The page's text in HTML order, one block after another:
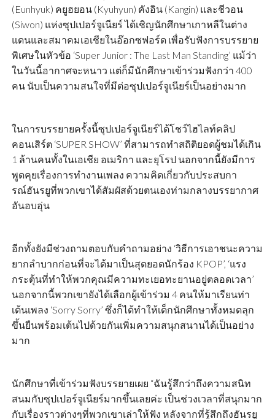
(Eunhyuk) คยูฮยอน (Kyuhyun) คังอิน (Kangin) และชีวอน
(Siwon) แห่งซุปเปอร์จูเนียร์ ได้เชิญนักศึกษาเกาหลีในต่าง
แดนและสมาคมเอเชียในอ๊อกซฟอร์ด เพื่อรับฟังการบรรยาย
พิเศษในหัวข้อ ‘Super Junior : The Last Man Standing’ แม้ว่า
ในวันนี้อากาศจะหนาว แต่ก็มีนักศึกษาเข้าร่วมฟังกว่า 400
คน นับเป็นความสนใจที่มีต่อซุปเปอร์จูเนียร์เป็นอย่างมาก
ในการบรรยายครั้งนี้ซุปเปอร์จูเนียร์ได้โชว์ไฮไลท์คลิป
คอนเสิร์ต ‘SUPER SHOW’ ที่สามารถทำสถิติยอดผู้ชมได้เกิน
1 ล้านคนทั้งในเอเชีย อเมริกา และยุโรป นอกจากนี้ยังมีการ
พูดคุยเรื่องการทำงานเพลง ความคิดเกี่ยวกับประสบกา
รณ์ฮันรยูที่พวกเขาได้สัมผัสด้วยตนเองท่ามกลางบรรยากาศ
อันอบอุ่น
อีกทั้งยังมีช่วงถามตอบกับคำถามอย่าง ‘วิธีการเอาชนะความ
ยากลำบากก่อนที่จะได้มาเป็นสุดยอดนักร้อง KPOP’, ‘แรง
กระตุ้นที่ทำให้พวกคุณมีความทะเยอทะยานอยู่ตลอดเวลา’
นอกจากนี้พวกเขายังได้เลือกผู้เข้าร่วม 4 คนให้มาเรียนท่า
เต้นเพลง ‘Sorry Sorry’ ซึ่งก็ได้ทำให้เด็กนักศึกษาทั้งหมดลุก
ขึ้นยืนพร้อมเต้นไปด้วยกันเพิ่มความสนุกสนานได้เป็นอย่าง
มาก
นักศึกษาที่เข้าร่วมฟังบรรยายเผย “ฉันรู้สึกว่าถึงความสนิท
สนมกับซุปเปอร์จูเนียร์มากขึ้นเลยค่ะ เป็นช่วงเวลาที่สนุกมาก
กับเรื่องราวต่างๆที่พวกเขาเล่าให้ฟัง หลังจากที่รู้สึกถึงฮันรยู